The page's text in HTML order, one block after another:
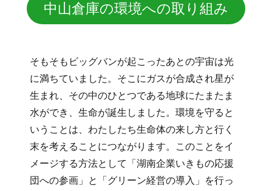
中山倉庫の環境への取り組み
そもそもビッグバンが起こったあとの宇宙は光
に満ちていました。そこにガスが合成され星が
生まれ、その中のひとつである地球にたまたま
水ができ、生命が誕生しました。環境を守ると
いうことは、わたしたち生命体の来し方と行く
末を考えることにつながります。このことをイ
メージする方法として「湖南企業いきもの応援
団への参画」と「グリーン経営の導入」を行っ